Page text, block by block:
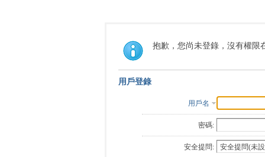
抱歉，您尚未登錄，沒有權限
用戶登錄
用戶名
密碼:
安全提問: